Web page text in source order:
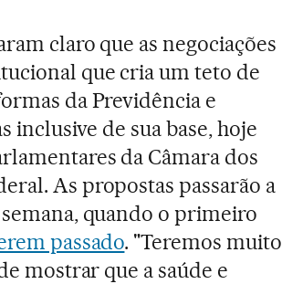
claro que as negociações
que cria um teto de
da Previdência e
de sua base, hoje
da Câmara dos
As propostas passarão a
quando o primeiro
passado. "Teremos muito
mostrar que a saúde e